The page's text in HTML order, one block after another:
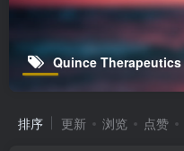
Quince Therapeutics
排序 更新 浏览 点赞